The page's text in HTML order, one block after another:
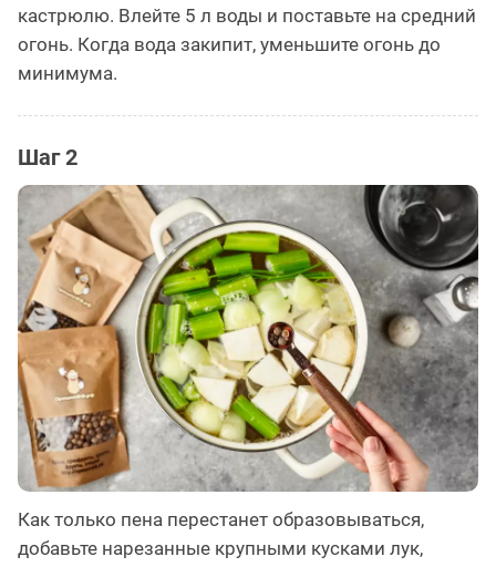
кастрюлю. Влейте 5 л воды и поставьте на средний
огонь. Когда вода закипит, уменьшите огонь до
минимума.
Шаг 2
Как только пена перестанет образовываться,
добавьте нарезанные крупными кусками лук,